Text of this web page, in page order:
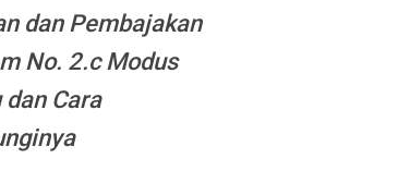
dan Pembajakan
No. 2.c Modus
dan Cara